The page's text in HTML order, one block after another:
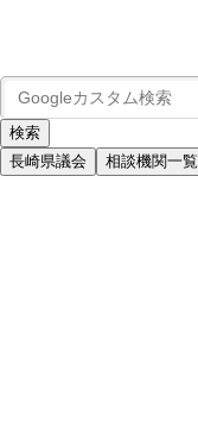
長崎県議会 相談機関一覧